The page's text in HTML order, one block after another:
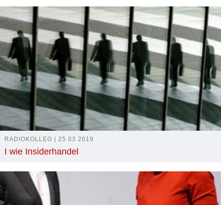
RADIOKOLLEG | 25 03 2019
I wie Insiderhandel